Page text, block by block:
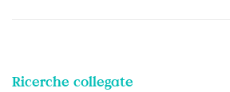
Ricerche collegate